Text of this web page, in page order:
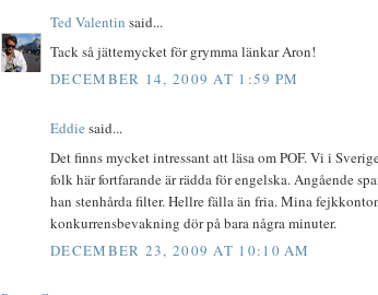
Ted Valentin said...
Tack så jättemycket för grymma länkar Aron!
DECEMBER 14, 2009 AT 1:59 PM
Eddie said...
Det finns mycket intressant att läsa om POF. Vi i
folk här fortfarande är rädda för engelska. Angående
han stenhårda filter. Hellre fälla än fria. Mina
konkurrensbevakning dör på bara några minuter.
DECEMBER 23, 2009 AT 10:10 AM